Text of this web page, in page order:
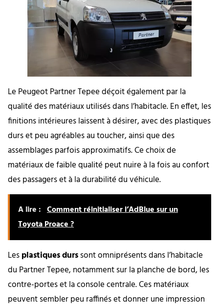
Le Peugeot Partner Tepee déçoit également par la
qualité des matériaux utilisés dans l’habitacle. En effet, les
finitions intérieures laissent à désirer, avec des plastiques
durs et peu agréables au toucher, ainsi que des
assemblages parfois approximatifs. Ce choix de
matériaux de faible qualité peut nuire à la fois au confort
des passagers et à la durabilité du véhicule.
A lire : Comment réinitialiser l’AdBlue sur un
Toyota Proace ?
Lesplastiques durssont omniprésents dans l’habitacle
du Partner Tepee, notamment sur la planche de bord, les
contre-portes et la console centrale. Ces matériaux
peuvent sembler peu raffinés et donner une impression